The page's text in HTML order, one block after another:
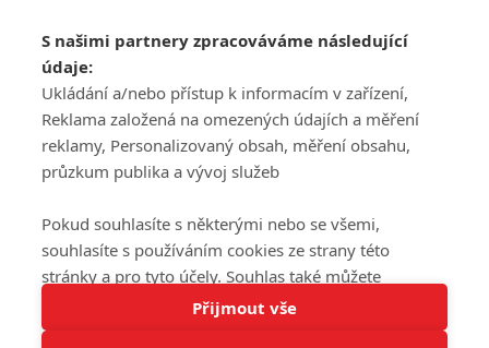
Tato stránka používá soubory cookies.
Šéfredaktorkou webu jePetr Slavík, e-mailserialy@fandimefilmu.cz
Máte-li zájem o inzerci na našem webu napište nám na e-mail
studio@koncal.com
Ochrana osobních údajů|Zásady používání cookies |Pravidla webu
Upravit nastavení soukromí
© 2016 – 2026 FandimeSerialum.cz / All rights reserved /
S našimi partnery zpracováváme následující
údaje:
Ukládání a/nebo přístup k informacím v zařízení,
Reklama založená na omezených údajích a měření
reklamy, Personalizovaný obsah, měření obsahu,
průzkum publika a vývoj služeb
Pokud souhlasíte s některými nebo se všemi,
souhlasíte s používáním cookies ze strany této
stránky a pro tyto účely. Souhlas také můžete
odmítnout, ale v takovém případě vám na stránce
nebudou k dispozici některé personalizované funkce.
Přijmout vše